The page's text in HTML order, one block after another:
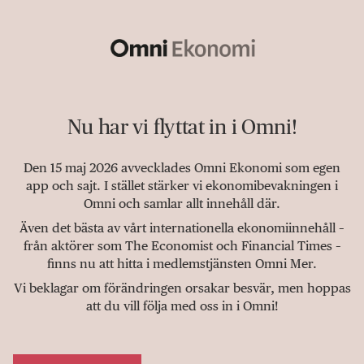
Nu har vi flyttat in i Omni!
Den 15 maj 2026 avvecklades Omni Ekonomi som egen
app och sajt. I stället stärker vi ekonomibevakningen i
Omni och samlar allt innehåll där.
Även det bästa av vårt internationella ekonomiinnehåll –
från aktörer som The Economist och Financial Times –
finns nu att hitta i medlemstjänsten Omni Mer.
Vi beklagar om förändringen orsakar besvär, men hoppas
att du vill följa med oss in i Omni!